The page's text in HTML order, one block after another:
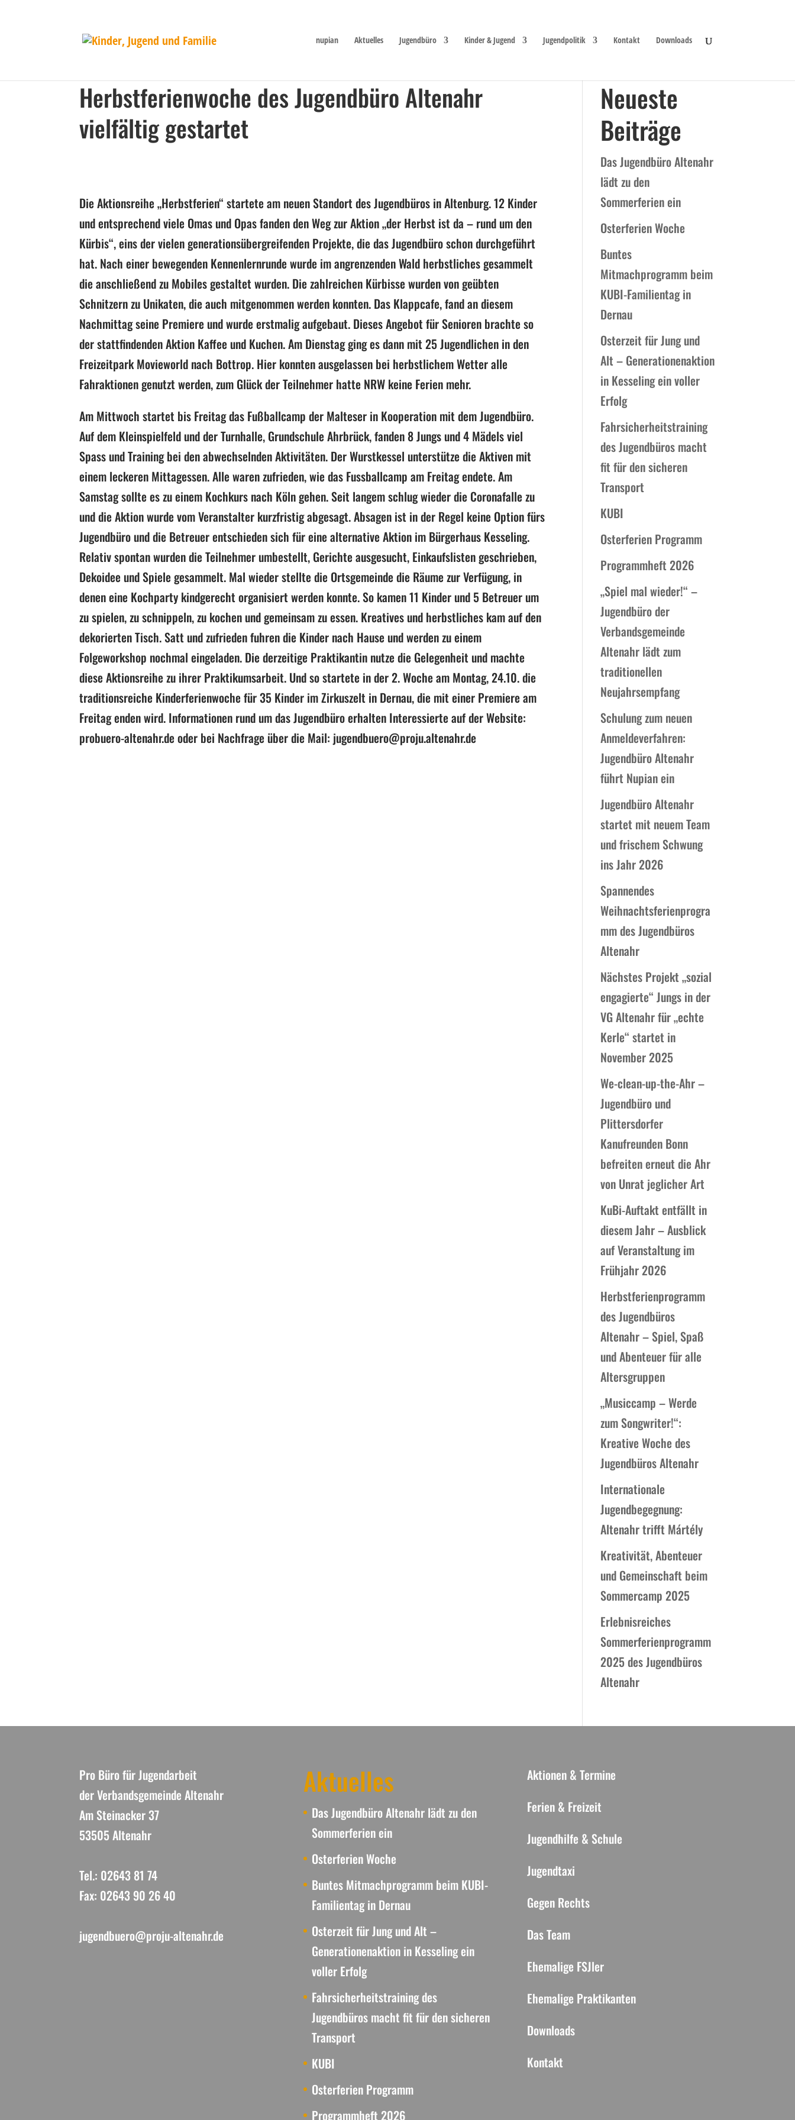
nupian Aktuelles Jugendbüro Kinder & Jugend Jugendpolitik Kontakt Downloads
Herbstferienwoche des Jugendbüro Altenahr
vielfältig gestartet
Die Aktionsreihe „Herbstferien“ startete am neuen Standort des Jugendbüros in Altenburg. 12 Kinder
und entsprechend viele Omas und Opas fanden den Weg zur Aktion „der Herbst ist da – rund um den
Kürbis“, eins der vielen generationsübergreifenden Projekte, die das Jugendbüro schon durchgeführt
hat. Nach einer bewegenden Kennenlernrunde wurde im angrenzenden Wald herbstliches gesammelt
die anschließend zu Mobiles gestaltet wurden. Die zahlreichen Kürbisse wurden von geübten
Schnitzern zu Unikaten, die auch mitgenommen werden konnten. Das Klappcafe, fand an diesem
Nachmittag seine Premiere und wurde erstmalig aufgebaut. Dieses Angebot für Senioren brachte so
der stattfindenden Aktion Kaffee und Kuchen. Am Dienstag ging es dann mit 25 Jugendlichen in den
Freizeitpark Movieworld nach Bottrop. Hier konnten ausgelassen bei herbstlichem Wetter alle
Fahraktionen genutzt werden, zum Glück der Teilnehmer hatte NRW keine Ferien mehr.
Am Mittwoch startet bis Freitag das Fußballcamp der Malteser in Kooperation mit dem Jugendbüro.
Auf dem Kleinspielfeld und der Turnhalle, Grundschule Ahrbrück, fanden 8 Jungs und 4 Mädels viel
Spass und Training bei den abwechselnden Aktivitäten. Der Wurstkessel unterstütze die Aktiven mit
einem leckeren Mittagessen. Alle waren zufrieden, wie das Fussballcamp am Freitag endete. Am
Samstag sollte es zu einem Kochkurs nach Köln gehen. Seit langem schlug wieder die Coronafalle zu
und die Aktion wurde vom Veranstalter kurzfristig abgesagt. Absagen ist in der Regel keine Option fürs
Jugendbüro und die Betreuer entschieden sich für eine alternative Aktion im Bürgerhaus Kesseling.
Relativ spontan wurden die Teilnehmer umbestellt, Gerichte ausgesucht, Einkaufslisten geschrieben,
Dekoidee und Spiele gesammelt. Mal wieder stellte die Ortsgemeinde die Räume zur Verfügung, in
denen eine Kochparty kindgerecht organisiert werden konnte. So kamen 11 Kinder und 5 Betreuer um
zu spielen, zu schnippeln, zu kochen und gemeinsam zu essen. Kreatives und herbstliches kam auf den
dekorierten Tisch. Satt und zufrieden fuhren die Kinder nach Hause und werden zu einem
Folgeworkshop nochmal eingeladen. Die derzeitige Praktikantin nutze die Gelegenheit und machte
diese Aktionsreihe zu ihrer Praktikumsarbeit. Und so startete in der 2. Woche am Montag, 24.10. die
traditionsreiche Kinderferienwoche für 35 Kinder im Zirkuszelt in Dernau, die mit einer Premiere am
Freitag enden wird. Informationen rund um das Jugendbüro erhalten Interessierte auf der Website:
probuero-altenahr.de oder bei Nachfrage über die Mail: jugendbuero@proju.altenahr.de
Neueste
Beiträge
Das Jugendbüro Altenahr
lädt zu den
Sommerferien ein
Osterferien Woche
Buntes
Mitmachprogramm beim
KUBI-Familientag in
Dernau
Osterzeit für Jung und
Alt – Generationenaktion
in Kesseling ein voller
Erfolg
Fahrsicherheitstraining
des Jugendbüros macht
fit für den sicheren
Transport
KUBI
Osterferien Programm
Programmheft 2026
„Spiel mal wieder!“ –
Jugendbüro der
Verbandsgemeinde
Altenahr lädt zum
traditionellen
Neujahrsempfang
Schulung zum neuen
Anmeldeverfahren:
Jugendbüro Altenahr
führt Nupian ein
Jugendbüro Altenahr
startet mit neuem Team
und frischem Schwung
ins Jahr 2026
Spannendes
Weihnachtsferienprogra
mm des Jugendbüros
Altenahr
Nächstes Projekt „sozial
engagierte“ Jungs in der
VG Altenahr für „echte
Kerle“ startet in
November 2025
We-clean-up-the-Ahr –
Jugendbüro und
Plittersdorfer
Kanufreunden Bonn
befreiten erneut die Ahr
von Unrat jeglicher Art
KuBi-Auftakt entfällt in
diesem Jahr – Ausblick
auf Veranstaltung im
Frühjahr 2026
Herbstferienprogramm
des Jugendbüros
Altenahr – Spiel, Spaß
und Abenteuer für alle
Altersgruppen
„Musiccamp – Werde
zum Songwriter!“:
Kreative Woche des
Jugendbüros Altenahr
Internationale
Jugendbegegnung:
Altenahr trifft Mártély
Kreativität, Abenteuer
und Gemeinschaft beim
Sommercamp 2025
Erlebnisreiches
Sommerferienprogramm
2025 des Jugendbüros
Altenahr
Pro Büro für Jugendarbeit
der Verbandsgemeinde Altenahr
Am Steinacker 37
53505 Altenahr
Tel.: 02643 81 74
Fax: 02643 90 26 40
jugendbuero@proju-altenahr.de
Aktuelles
Das Jugendbüro Altenahr lädt zu den
Sommerferien ein
Osterferien Woche
Buntes Mitmachprogramm beim KUBI-
Familientag in Dernau
Osterzeit für Jung und Alt –
Generationenaktion in Kesseling ein
voller Erfolg
Fahrsicherheitstraining des
Jugendbüros macht fit für den sicheren
Transport
KUBI
Osterferien Programm
Programmheft 2026
Aktionen & Termine
Ferien & Freizeit
Jugendhilfe & Schule
Jugendtaxi
Gegen Rechts
Das Team
Ehemalige FSJler
Ehemalige Praktikanten
Downloads
Kontakt